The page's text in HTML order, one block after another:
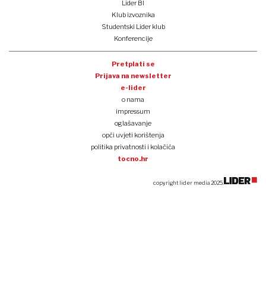
Lider BI
Klub izvoznika
Studentski Lider klub
Konferencije
Pretplati se
Prijava na newsletter
e-lider
o nama
impressum
oglašavanje
opći uvjeti korištenja
politika privatnosti i kolačića
tocno.hr
copyright lider media 2025.